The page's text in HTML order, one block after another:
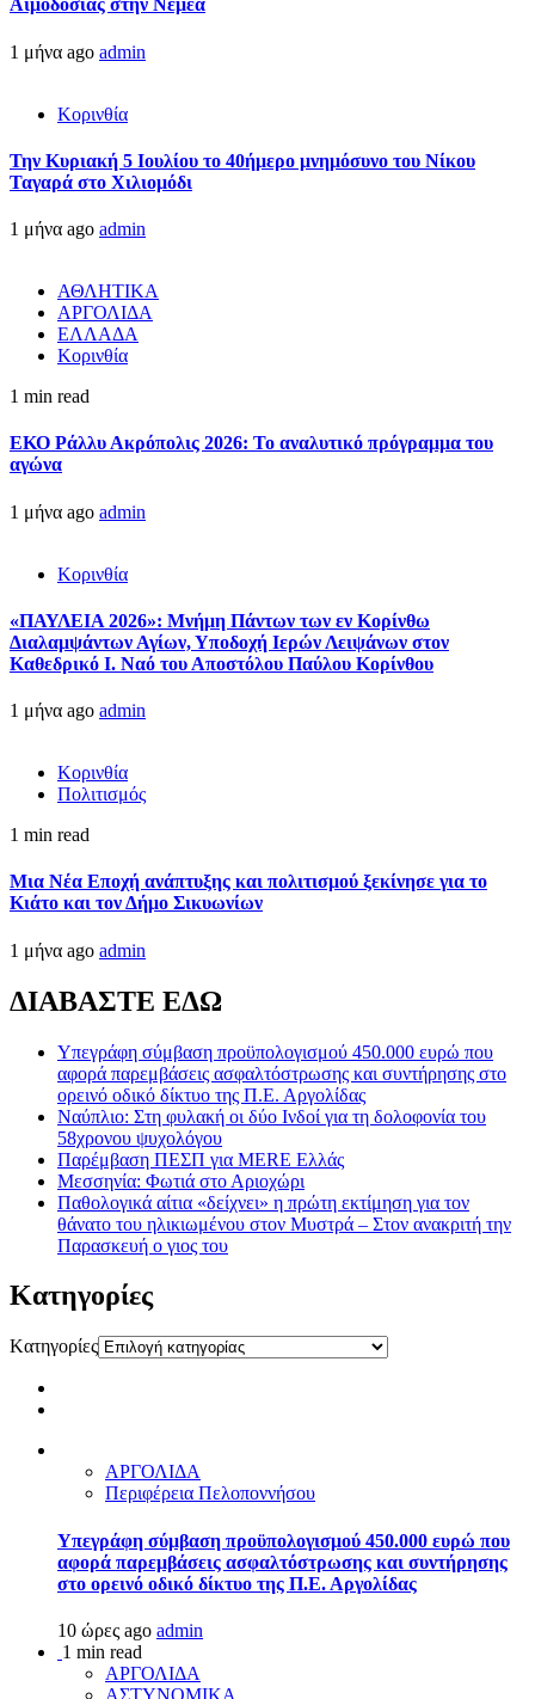
Αιμοδοσίας στην Νεμέα
1 μήνα ago admin
Κορινθία
Την Κυριακή 5 Ιουλίου το 40ήμερο μνημόσυνο του Νίκου
Ταγαρά στο Χιλιομόδι
1 μήνα ago admin
ΑΘΛΗΤΙΚΑ
ΑΡΓΟΛΙΔΑ
ΕΛΛΑΔΑ
Κορινθία
1 min read
ΕΚΟ Ράλλυ Ακρόπολις 2026: Το αναλυτικό πρόγραμμα του
αγώνα
1 μήνα ago admin
Κορινθία
«ΠΑΥΛΕΙΑ 2026»: Μνήμη Πάντων των εν Κορίνθω
Διαλαμψάντων Αγίων, Υποδοχή Ιερών Λειψάνων στον
Καθεδρικό Ι. Ναό του Αποστόλου Παύλου Κορίνθου
1 μήνα ago admin
Κορινθία
Πολιτισμός
1 min read
Μια Νέα Εποχή ανάπτυξης και πολιτισμού ξεκίνησε για το
Κιάτο και τον Δήμο Σικυωνίων
1 μήνα ago admin
ΔΙΑΒΑΣΤΕ ΕΔΩ
Υπεγράφη σύμβαση προϋπολογισμού 450.000 ευρώ που
αφορά παρεμβάσεις ασφαλτόστρωσης και συντήρησης στο
ορεινό οδικό δίκτυο της Π.Ε. Αργολίδας
Ναύπλιο: Στη φυλακή οι δύο Ινδοί για τη δολοφονία του
58χρονου ψυχολόγου
Παρέμβαση ΠΕΣΠ για MERE Ελλάς
Μεσσηνία: Φωτιά στο Αριοχώρι
Παθολογικά αίτια «δείχνει» η πρώτη εκτίμηση για τον
θάνατο του ηλικιωμένου στον Μυστρά – Στον ανακριτή την
Παρασκευή ο γιος του
Kατηγορίες
Kατηγορίες
ΑΡΓΟΛΙΔΑ
Περιφέρεια Πελοποννήσου
Υπεγράφη σύμβαση προϋπολογισμού 450.000 ευρώ που
αφορά παρεμβάσεις ασφαλτόστρωσης και συντήρησης
στο ορεινό οδικό δίκτυο της Π.Ε. Αργολίδας
10 ώρες ago admin
1 min read
ΑΡΓΟΛΙΔΑ
ΑΣΤΥΝΟΜΙΚΑ